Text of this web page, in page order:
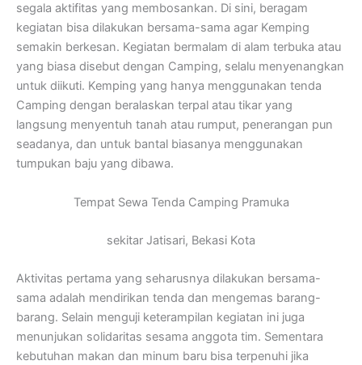
segala aktifitas yang membosankan. Di sini, beragam
kegiatan bisa dilakukan bersama-sama agar Kemping
semakin berkesan. Kegiatan bermalam di alam terbuka atau
yang biasa disebut dengan Camping, selalu menyenangkan
untuk diikuti. Kemping yang hanya menggunakan tenda
Camping dengan beralaskan terpal atau tikar yang
langsung menyentuh tanah atau rumput, penerangan pun
seadanya, dan untuk bantal biasanya menggunakan
tumpukan baju yang dibawa.
Tempat Sewa Tenda Camping Pramuka
sekitar Jatisari, Bekasi Kota
Aktivitas pertama yang seharusnya dilakukan bersama-
sama adalah mendirikan tenda dan mengemas barang-
barang. Selain menguji keterampilan kegiatan ini juga
menunjukan solidaritas sesama anggota tim. Sementara
kebutuhan makan dan minum baru bisa terpenuhi jika